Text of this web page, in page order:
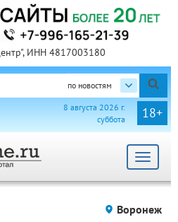
ИНН 4817003180
по новостям
18+
8 августа 2026 г.
суббота
Toggle
Воронеж